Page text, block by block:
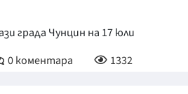
града Чунцин на 17 юли
0коментара 1332